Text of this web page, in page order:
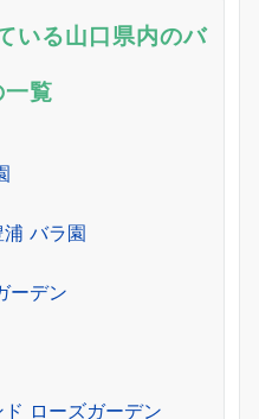
いる山口県内のバ
一覧
バラ園
ーデン
ローズガーデン